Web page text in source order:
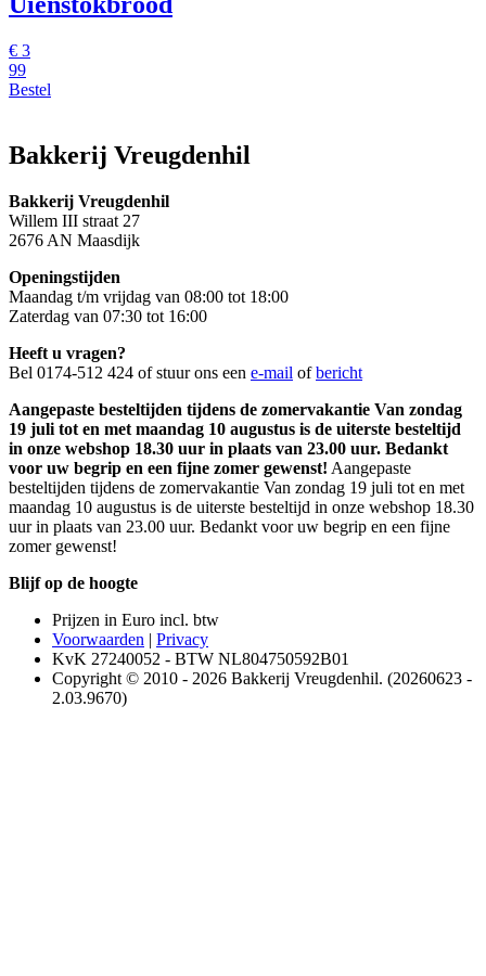
€ 3
99
Bestel
Bakkerij Vreugdenhil
Bakkerij Vreugdenhil
Willem III straat 27
2676 AN Maasdijk
Openingstijden
Maandag t/m vrijdag van 08:00 tot 18:00
Zaterdag van 07:30 tot 16:00
Heeft u vragen?
Bel 0174-512 424 of stuur ons een e-mail ofbericht
Aangepaste besteltijden tijdens de zomervakantie Van zondag
19 juli tot en met maandag 10 augustus is de uiterste besteltijd
in onze webshop 18.30 uur in plaats van 23.00 uur. Bedankt
voor uw begrip en een fijne zomer gewenst! Aangepaste
besteltijden tijdens de zomervakantie Van zondag 19 juli tot en met
maandag 10 augustus is de uiterste besteltijd in onze webshop 18.30
uur in plaats van 23.00 uur. Bedankt voor uw begrip en een fijne
zomer gewenst!
Blijf op de hoogte
Prijzen in Euro incl. btw
Voorwaarden | Privacy
KvK 27240052 - BTW NL804750592B01
Copyright © 2010 - 2026 Bakkerij Vreugdenhil. (20260623 -
2.03.9670)